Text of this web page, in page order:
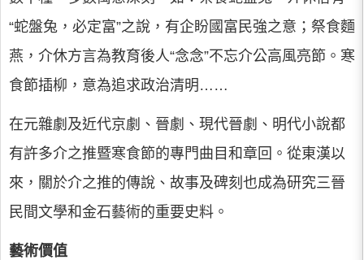
“蛇盤兔，必定富”之說，有企盼國富民強之意；祭食麵
燕，介休方言為教育後人“念念”不忘介公高風亮節。寒
食節插柳，意為追求政治清明……
在元雜劇及近代京劇、晉劇、現代晉劇、明代小說都
有許多介之推暨寒食節的專門曲目和章回。從東漢以
來，關於介之推的傳說、故事及碑刻也成為研究三晉
民間文學和金石藝術的重要史料。
藝術價值